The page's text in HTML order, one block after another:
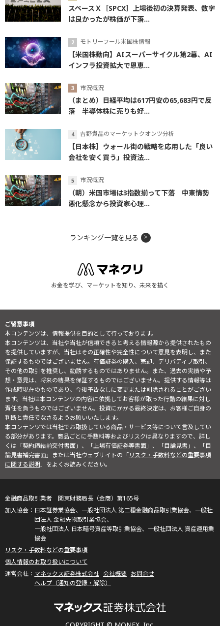
スペースＸ［SPCX］上場後初の決算発表、数字
は良かったが株価が下落...
モトリーフール米国株情報
【米国株動向】AIスーパーサイクル第2幕、AI
インフラ投資拡大で恩恵...
市況概況
（まとめ）日経平均は617円安の65,683円で反
落 半導体株に売りも好...
吉野貴晶のマーケットクオンツ分析
【日本株】ウォール街の戦略を応用した「良い
会社を安く買う」投資法...
市況概況
（朝）米国市場は3指数揃って下落 中東情勢
悪化懸念から投資家心理...
ランキング一覧を見る
お金を学び、マーケットを知り、未来を描く
ご留意事項
本コンテンツは、情報提供を目的として行っております。
本コンテンツは、当社や当社が信頼できると考える情報源から提供されたもの
を提供していますが、当社はその正確性や完全性について意見を表明し、また
保証するものではございません。有価証券の購入、売却、デリバティブ取引、
その他の取引を推奨し、勧誘するものではありません。また、過去の実績や予
想・意見は、将来の結果を保証するものではございません。提供する情報等は
作成時現在のものであり、今後予告なしに変更または削除されることがござい
ます。当社は本コンテンツの内容に依拠してお客様が取った行動の結果に対し
責任を負うものではございません。投資にかかる最終決定は、お客様ご自身の
判断と責任でなさるようお願いいたします。
本コンテンツでは当社でお取扱している商品・サービス等について言及してい
る部分があります。商品ごとに手数料等およびリスクは異なりますので、詳し
くは「契約締結前交付書面」、「上場有価証券等書面」、「目論見書」、「目
論見書補完書面」または当社ウェブサイトの「リスク・手数料などの重要事項
に関する説明」をよくお読みください。
金融商品取引業者 関東財務局長（金商）第165号
日本証券業協会、一般社団法人 第二種金融商品取引業協会、一般社
団法人 金融先物取引業協会、
一般社団法人 日本暗号資産等取引業協会、一般社団法人 資産運用業
協会
リスク・手数料などの重要事項
個人情報のお取り扱いについて
マネックス証券株式会社 会社概要 お問合せ
ヘルプ（通知の登録・解除）